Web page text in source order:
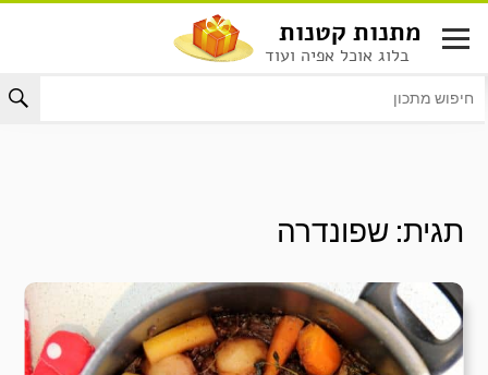
לתוכן
מתנות קטנות
בלוג אוכל אפיה ועוד
תגית:שפונדרה